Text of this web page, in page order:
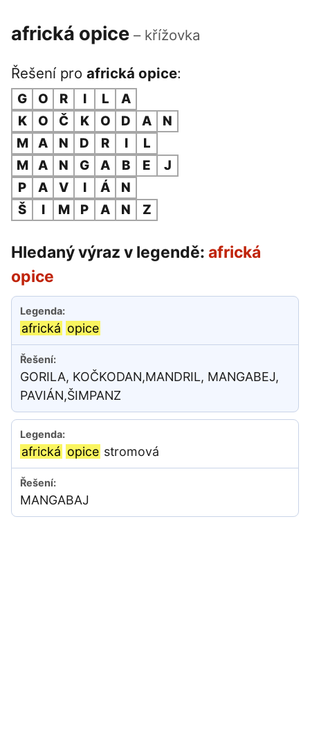
africká opice – křížovka
Řešení pro africká opice:
G O R I L
A
K
O Č K O D A
N
M
A N D R I
L
M
A N G A B E
J
P
A V I Á
N
Š
I M P A N Z
Hledaný výraz v legendě: africká
opice
africká opice
GORILA, KOČKODAN,MANDRIL, MANGABEJ,
PAVIÁN,ŠIMPANZ
africká opice stromová
MANGABAJ